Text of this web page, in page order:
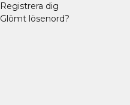
Registrera dig
Glömt lösenord?